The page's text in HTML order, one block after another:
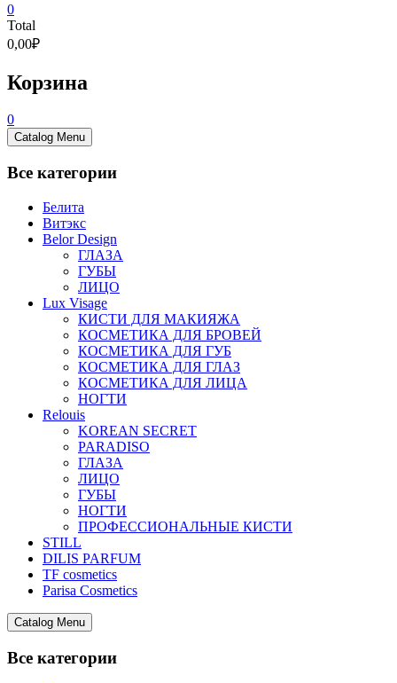
0
Total
0,00₽
Корзина
0
Catalog Menu
Все категории
Белита
Витэкс
Belor Design
ГЛАЗА
ГУБЫ
ЛИЦО
Lux Visage
КИСТИ ДЛЯ МАКИЯЖА
КОСМЕТИКА ДЛЯ БРОВЕЙ
КОСМЕТИКА ДЛЯ ГУБ
КОСМЕТИКА ДЛЯ ГЛАЗ
КОСМЕТИКА ДЛЯ ЛИЦА
НОГТИ
Relouis
KOREAN SECRET
PARADISO
ГЛАЗА
ЛИЦО
ГУБЫ
НОГТИ
ПРОФЕССИОНАЛЬНЫЕ КИСТИ
STILL
DILIS PARFUM
TF cosmetics
Parisa Cosmetics
Catalog Menu
Все категории